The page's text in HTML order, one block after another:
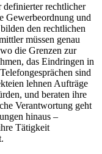
definierter rechtlicher
Gewerbeordnung und
den rechtlichen
müssen genau
die Grenzen zur
das Eindringen in
sind
lehnen Aufträge
und beraten ihre
Verantwortung geht
hinaus –
Tätigkeit